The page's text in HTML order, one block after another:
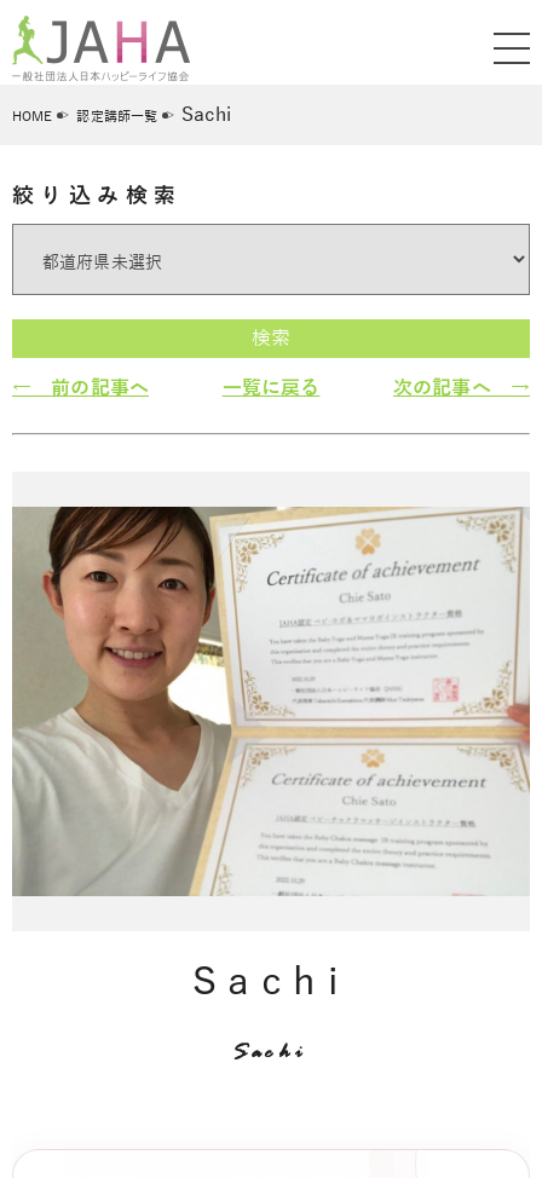
HOME 認定講師一覧 Sachi
絞り込み検索
検索
← 前の記事へ 一覧に戻る 次の記事へ →
Sachi
Sachi